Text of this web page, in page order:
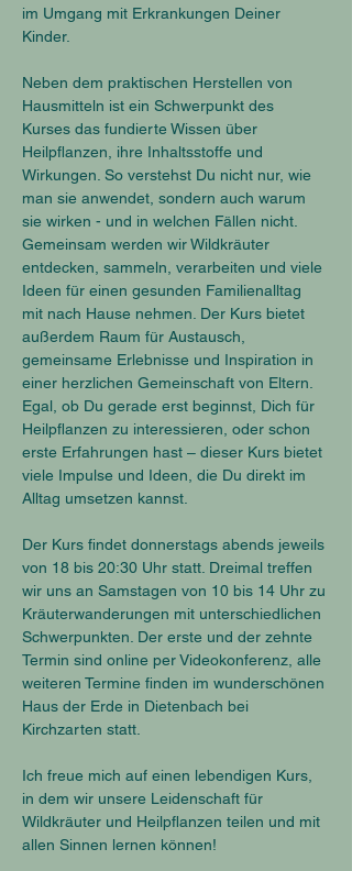
im Umgang mit Erkrankungen Deiner
Kinder.
Neben dem praktischen Herstellen von
Hausmitteln ist ein Schwerpunkt des
Kurses das fundierte Wissen über
Heilpflanzen, ihre Inhaltsstoffe und
Wirkungen. So verstehst Du nicht nur, wie
man sie anwendet, sondern auch warum
sie wirken - und in welchen Fällen nicht.
Gemeinsam werden wir Wildkräuter
entdecken, sammeln, verarbeiten und viele
Ideen für einen gesunden Familienalltag
mit nach Hause nehmen. Der Kurs bietet
außerdem Raum für Austausch,
gemeinsame Erlebnisse und Inspiration in
einer herzlichen Gemeinschaft von Eltern.
Egal, ob Du gerade erst beginnst, Dich für
Heilpflanzen zu interessieren, oder schon
erste Erfahrungen hast – dieser Kurs bietet
viele Impulse und Ideen, die Du direkt im
Alltag umsetzen kannst.
Der Kurs findet donnerstags abends jeweils
von 18 bis 20:30 Uhr statt. Dreimal treffen
wir uns an Samstagen von 10 bis 14 Uhr zu
Kräuterwanderungen mit unterschiedlichen
Schwerpunkten. Der erste und der zehnte
Termin sind online per Videokonferenz, alle
weiteren Termine finden im wunderschönen
Haus der Erde in Dietenbach bei
Kirchzarten statt.
Ich freue mich auf einen lebendigen Kurs,
in dem wir unsere Leidenschaft für
Wildkräuter und Heilpflanzen teilen und mit
allen Sinnen lernen können!